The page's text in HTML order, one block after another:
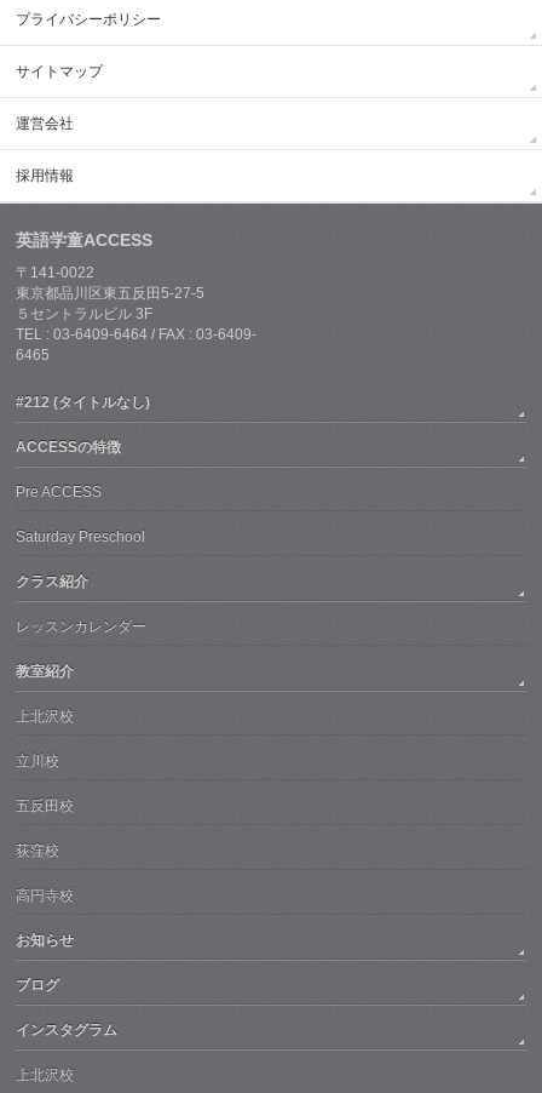
プライバシーポリシー
サイトマップ
運営会社
採用情報
英語学童ACCESS
〒141-0022
東京都品川区東五反田5-27-5
５セントラルビル 3F
TEL : 03-6409-6464 / FAX : 03-6409-
6465
#212 (タイトルなし)
ACCESSの特徴
Pre ACCESS
Saturday Preschool
クラス紹介
レッスンカレンダー
教室紹介
上北沢校
立川校
五反田校
荻窪校
高円寺校
お知らせ
ブログ
インスタグラム
上北沢校